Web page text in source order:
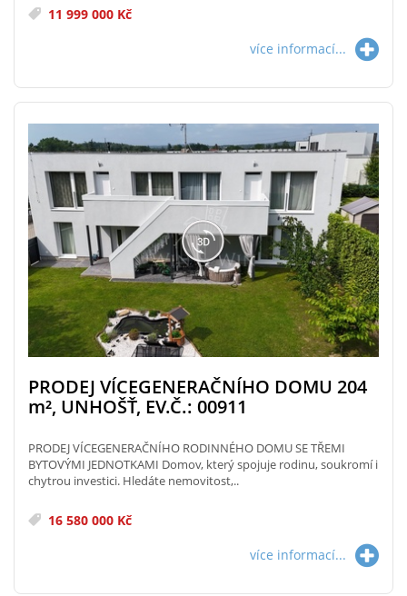
11 999 000 Kč
více informací...
PRODEJ VÍCEGENERAČNÍHO DOMU 204
m², UNHOŠŤ, EV.Č.: 00911
PRODEJ VÍCEGENERAČNÍHO RODINNÉHO DOMU SE TŘEMI
BYTOVÝMI JEDNOTKAMI Domov, který spojuje rodinu, soukromí i
chytrou investici. Hledáte nemovitost,..
16 580 000 Kč
více informací...